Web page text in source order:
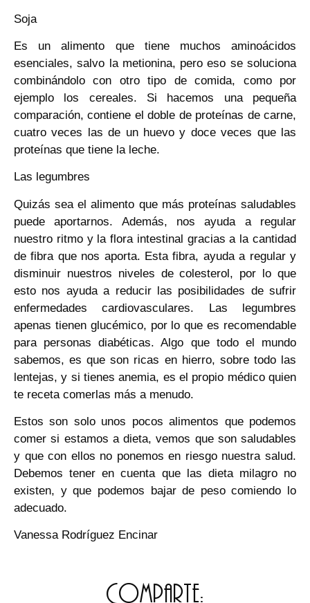
Soja
Es un alimento que tiene muchos aminoácidos
esenciales, salvo la metionina, pero eso se soluciona
combinándolo con otro tipo de comida, como por
ejemplo los cereales. Si hacemos una pequeña
comparación, contiene el doble de proteínas de carne,
cuatro veces las de un huevo y doce veces que las
proteínas que tiene la leche.
Las legumbres
Quizás sea el alimento que más proteínas saludables
puede aportarnos. Además, nos ayuda a regular
nuestro ritmo y la flora intestinal gracias a la cantidad
de fibra que nos aporta. Esta fibra, ayuda a regular y
disminuir nuestros niveles de colesterol, por lo que
esto nos ayuda a reducir las posibilidades de sufrir
enfermedades cardiovasculares. Las legumbres
apenas tienen glucémico, por lo que es recomendable
para personas diabéticas. Algo que todo el mundo
sabemos, es que son ricas en hierro, sobre todo las
lentejas, y si tienes anemia, es el propio médico quien
te receta comerlas más a menudo.
Estos son solo unos pocos alimentos que podemos
comer si estamos a dieta, vemos que son saludables
y que con ellos no ponemos en riesgo nuestra salud.
Debemos tener en cuenta que las dieta milagro no
existen, y que podemos bajar de peso comiendo lo
adecuado.
Vanessa Rodríguez Encinar
Comparte: